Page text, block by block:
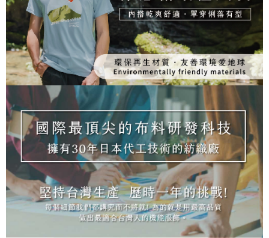
yang dikenakan adalah tertakluk kepada maklumat yang dinyatakan
pada halaman pengesahan transaksi seterusnya.
Jika transaksi tidak disahkan dalam masa 30 minit selepas pesanan
dibuat, atau jika permohonan gagal dalam proses semakan, pesanan
akan dibatalkan secara automatik. Jika permohonan gagal pada
peringkat "semakan manual", ini bermakna kriteria pemarkahan sistem
tidak dipenuhi; butiran penilaian khusus tidak akan didedahkan.
[Arahan Pembayaran]
Pembayaran ansuran melalui OP Pay Later akan dibilkan secara
berasingan dan tidak termasuk dalam bil telekom anda. SMS peringatan
pembayaran akan dihantar selepas kitaran bil bulanan.
Selepas mengakses bil melalui pautan dalam SMS, anda boleh
menyelesaikan pembayaran anda melalui salah satu saluran berikut: kod
bar kedai serbaneka, kedai runcit Taiwan Mobile, pemindahan bank,
JKOPay, atau iPASS MONEY.
5. Tiada bayaran diperlukan apabila anda menerima produk. Sila buat
pembayaran di empat kedai serbaneka utama, ATM atau perbankan
dalam talian dengan SMS pembayaran atau pemberitahuan tolak aplikasi
AFTEE.
Sila ambil perhatian bahawa tempoh pembayaran adalah 14 hari. Walau
bagaimanapun, bagi mereka yang telah memuat turun Aplikasi AFTEE
dan mendaftar sebagai ahli AFTEE boleh menikmati tempoh pembayaran
sehingga 45 hari.
Tempoh pembayaran dikira dari masa kedai meminta pembayaran anda,
ditambah dengan bilangan hari yang boleh dilanjutkan oleh AFTEE. Anda
boleh melanjutkan tempoh pembayaran anda sebelum anda menerima
pesanan. Walau bagaimanapun, tiada jaminan bahawa anda boleh
menerima pesanan anda semasa tempoh pembayaran (cth.: produk
prapesanan atau produk yang mungkin mengambil masa yang lebih
lama untuk dihantar). Oleh itu, anda dikehendaki membuat pembayaran
kepada AFTEE dalam tempoh sama ada anda menerima pesanan.
Kedua, Sekatan Pembayaran
1. Jumlah yang diperakui untuk pengguna kali pertama boleh sehingga
NT$10,000. Amaun diperakui sebenar yang diluluskan akan berdasarkan
付款後全家取貨
NT$100/pesanan | Penghantaran percuma untuk pesanan
NT$1,000 atau lebih
7-11取貨付款
NT$100/pesanan | Penghantaran percuma untuk pesanan
NT$1,000 atau lebih
付款後7-11取貨
NT$100/pesanan | Penghantaran percuma untuk pesanan
NT$1,000 atau lebih
宅配
NT$100/pesanan | Penghantaran percuma untuk pesanan
NT$1,000 atau lebih
Kadar Penghantaran